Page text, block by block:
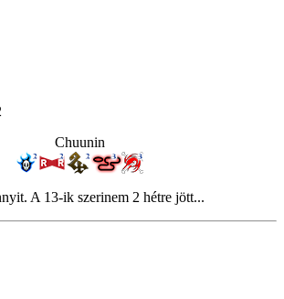
Chuunin
A 13-ik szerinem 2 hétre jött...